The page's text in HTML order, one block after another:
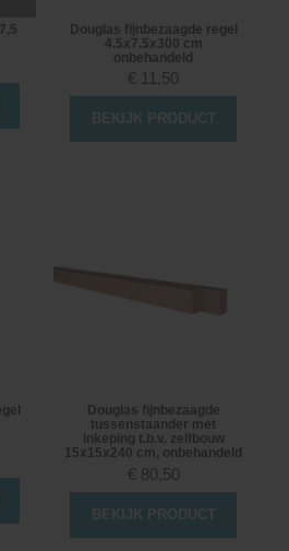
Douglas fijnbezaagde regel
4.5x7.5x300 cm
onbehandeld
€ 11,50
BEKIJK PRODUCT
Douglas fijnbezaagde
tussenstaander met
inkeping t.b.v. zelfbouw
15x15x240 cm, onbehandeld
€ 80,50
BEKIJK PRODUCT